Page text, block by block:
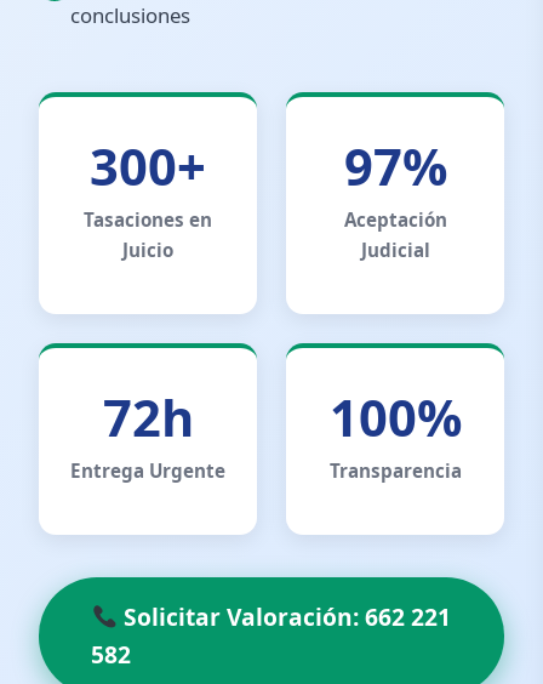
conclusiones
300+
Tasaciones en
Juicio
97%
Aceptación
Judicial
72h
Entrega Urgente
100%
Transparencia
Solicitar Valoración: 662 221
582